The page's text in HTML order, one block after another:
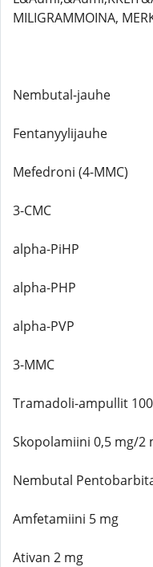
MILIGRAMMOINA,
Nembutal-jauhe
Fentanyylijauhe
Mefedroni (4-MMC)
3-CMC
alpha-PiHP
alpha-PHP
alpha-PVP
3-MMC
Tramadoli-ampullit
Skopolamiini 0,5 mg/2
Nembutal
Amfetamiini 5 mg
Ativan 2 mg